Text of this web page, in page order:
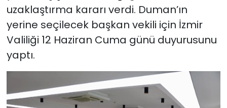
uzaklaştırma kararı verdi. Duman’ın
yerine seçilecek başkan vekili için İzmir
Valiliği 12 Haziran Cuma günü duyurusunu
yaptı.